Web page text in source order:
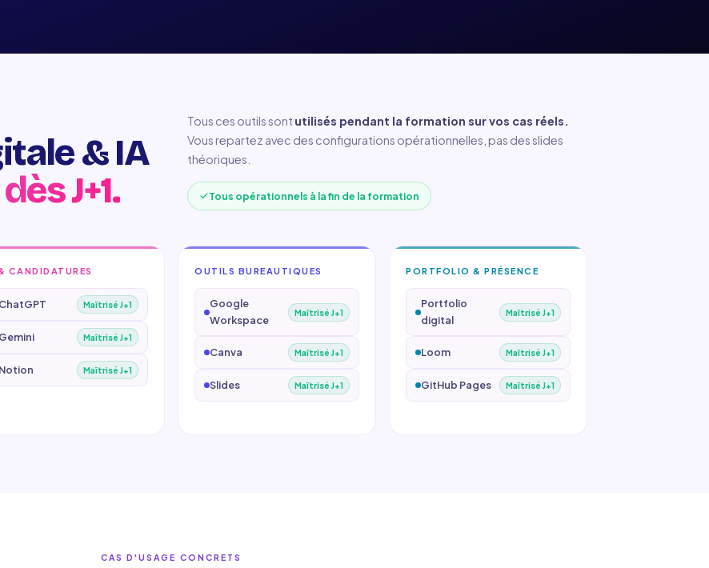
& IA
J+1.
Tous ces outils sont utilisés pendant la formation sur vos cas réels.
Vous repartez avec des configurations opérationnelles, pas des slides
théoriques.
Tous opérationnels à la fin de la formation
CANDIDATURES
ChatGPT Maîtrisé J+1
Gemini Maîtrisé J+1
Notion Maîtrisé J+1
OUTILS BUREAUTIQUES
Google
Workspace
Maîtrisé J+1
Canva Maîtrisé J+1
Slides Maîtrisé J+1
PORTFOLIO & PRÉSENCE
Portfolio
digital
Maîtrisé J+1
Loom Maîtrisé J+1
GitHub Pages Maîtrisé J+1
CAS D'USAGE CONCRETS